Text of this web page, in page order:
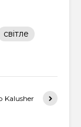
світле
Kalusher